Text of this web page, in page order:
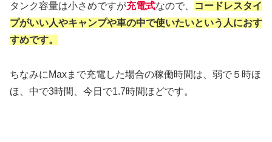
タンク容量は小さめですが充電式なので、
コードレスタイ
プがいい人やキャンプや車の中で使いたいという人におす
すめです。
ちなみにMaxまで充電した場合の稼働時間は、弱で５時ほ
ほ、中で3時間、今日で1.7時間ほどです。